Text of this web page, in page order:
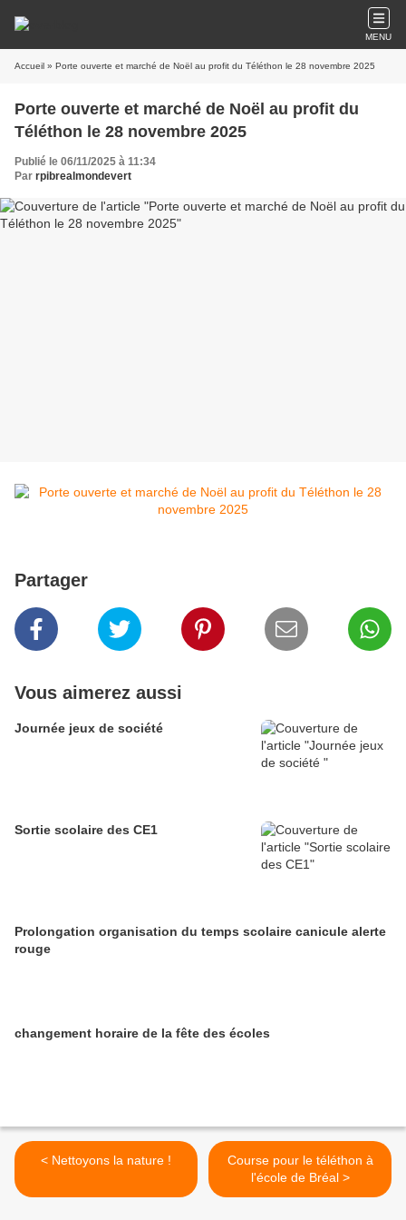
MENU
Accueil » Porte ouverte et marché de Noël au profit du Téléthon le 28 novembre 2025
Porte ouverte et marché de Noël au profit du
Téléthon le 28 novembre 2025
Publié le 06/11/2025 à 11:34
Par rpibrealmondevert
Partager
Vous aimerez aussi
Journée jeux de société
Sortie scolaire des CE1
Prolongation organisation du temps scolaire canicule alerte
rouge
changement horaire de la fête des écoles
< Nettoyons la nature !
Course pour le téléthon à
l'école de Bréal >